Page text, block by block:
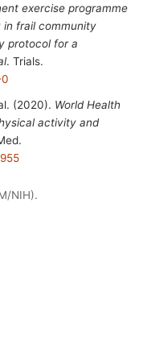
exercise programme
in frail community
protocol for a
. Trials.
(2020). World Health
activity and
NIH).